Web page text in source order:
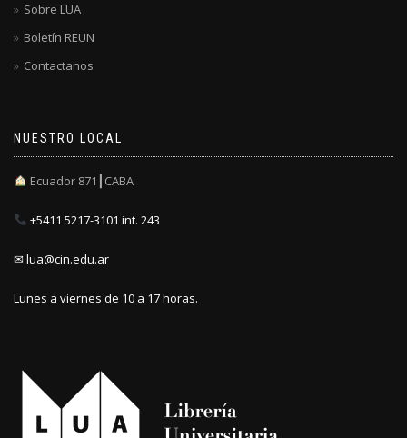
Sobre LUA
Boletín REUN
Contactanos
NUESTRO LOCAL
Ecuador 871┃CABA
+5411 5217-3101 int. 243
✉ lua@cin.edu.ar
Lunes a viernes de 10 a 17 horas.